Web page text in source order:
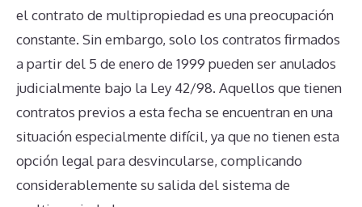
el contrato de multipropiedad es una preocupación
constante. Sin embargo, solo los contratos firmados
a partir del 5 de enero de 1999 pueden ser anulados
judicialmente bajo la Ley 42/98. Aquellos que tienen
contratos previos a esta fecha se encuentran en una
situación especialmente difícil, ya que no tienen esta
opción legal para desvincularse, complicando
considerablemente su salida del sistema de